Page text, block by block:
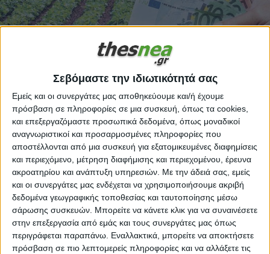
Σεβόμαστε την ιδιωτικότητά σας
Εμείς και οι συνεργάτες μας αποθηκεύουμε και/ή έχουμε
πρόσβαση σε πληροφορίες σε μια συσκευή, όπως τα cookies,
και επεξεργαζόμαστε προσωπικά δεδομένα, όπως μοναδικοί
αναγνωριστικοί και προσαρμοσμένες πληροφορίες που
αποστέλλονται από μια συσκευή για εξατομικευμένες διαφημίσεις
και περιεχόμενο, μέτρηση διαφήμισης και περιεχομένου, έρευνα
ακροατηρίου και ανάπτυξη υπηρεσιών. Με την άδειά σας, εμείς
και οι συνεργάτες μας ενδέχεται να χρησιμοποιήσουμε ακριβή
δεδομένα γεωγραφικής τοποθεσίας και ταυτοποίησης μέσω
σάρωσης συσκευών. Μπορείτε να κάνετε κλικ για να συναινέσετε
στην επεξεργασία από εμάς και τους συνεργάτες μας όπως
περιγράφεται παραπάνω. Εναλλακτικά, μπορείτε να αποκτήσετε
πρόσβαση σε πιο λεπτομερείς πληροφορίες και να αλλάξετε τις
Εντός του Ιουλίου του 2026 αναμένεται να
πληρωθούν εκκρεμμότητες ύψους 42.200.000
ευρώ που αφορούν το έτος ενίσχυσης 2024 σε
158.810 δικαιούχους με βάση το χρονοδιάγραμμα
της ΑΑΔΕ.
Μερίδα εξ αυτών θα αφορούν το Μέτρο 23 και
αγροτεμάχια (γύρω στα 12.000) στα οποία είχαν